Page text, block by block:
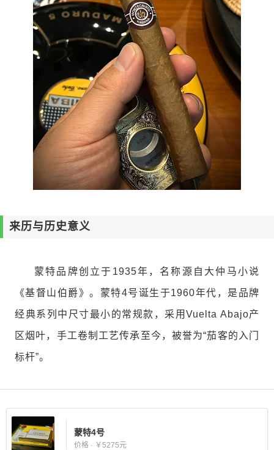
来历与历史意义
蒙特品牌创立于1935年，名称源自大仲马小说
《基督山伯爵》。蒙特4号诞生于1960年代，是品牌
经典系列中尺寸最小的常规款，采用Vuelta Abajo产
区烟叶，手工卷制工艺传承至今，被誉为“茄客的入门
标杆”。
蒙特4号
价格 · ￥5275元